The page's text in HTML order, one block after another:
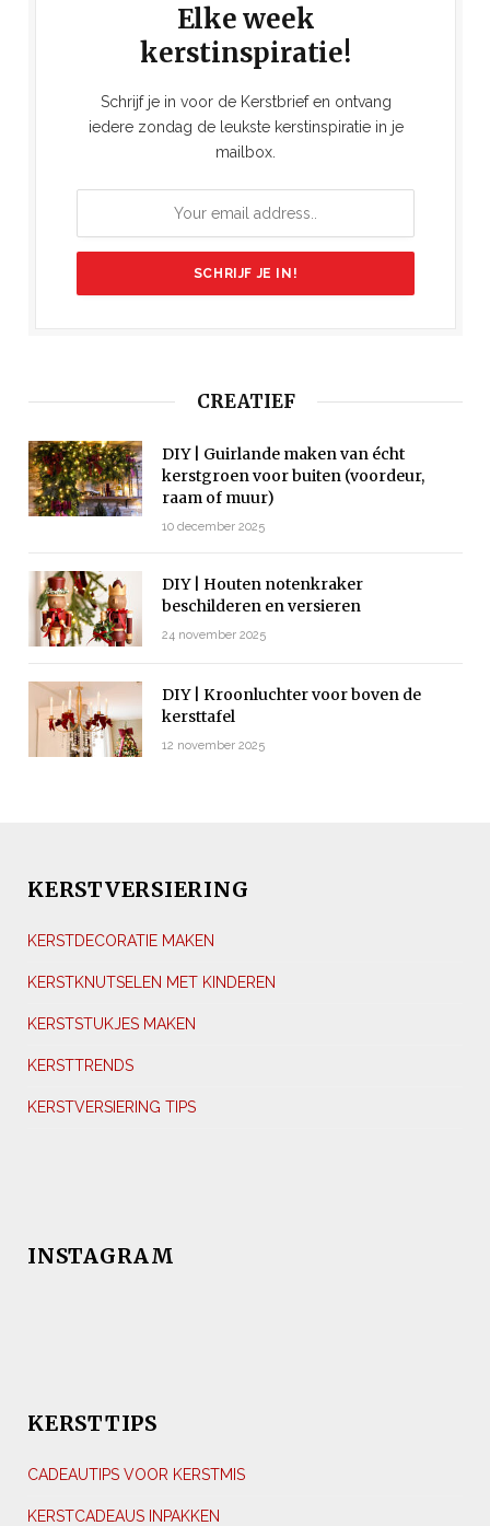
Elke week
kerstinspiratie!
Schrijf je in voor de Kerstbrief en ontvang
iedere zondag de leukste kerstinspiratie in je
mailbox.
CREATIEF
DIY | Guirlande maken van écht
kerstgroen voor buiten (voordeur,
raam of muur)
10 december 2025
DIY | Houten notenkraker
beschilderen en versieren
24 november 2025
DIY | Kroonluchter voor boven de
kersttafel
12 november 2025
KERSTVERSIERING
KERSTDECORATIE MAKEN
KERSTKNUTSELEN MET KINDEREN
KERSTSTUKJES MAKEN
KERSTTRENDS
KERSTVERSIERING TIPS
INSTAGRAM
KERSTTIPS
CADEAUTIPS VOOR KERSTMIS
KERSTCADEAUS INPAKKEN